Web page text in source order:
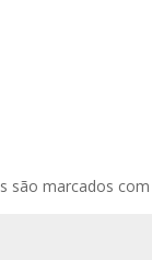
são marcados